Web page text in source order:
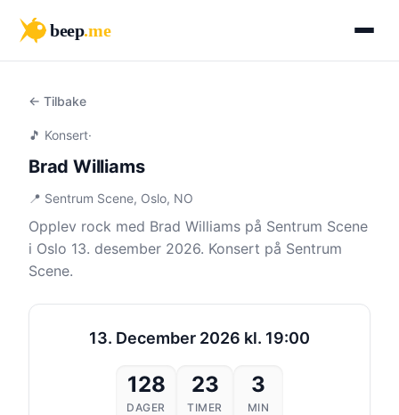
beep.me
← Tilbake
🎵 Konsert·
Brad Williams
📍 Sentrum Scene, Oslo, NO
Opplev rock med Brad Williams på Sentrum Scene
i Oslo 13. desember 2026. Konsert på Sentrum
Scene.
13. December 2026 kl. 19:00
128
DAGER
23
TIMER
3
MIN